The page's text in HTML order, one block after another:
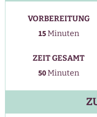
VORBEREITUNG
15Minuten
Minuten
ZEIT GESAMT
50Minuten
Minuten